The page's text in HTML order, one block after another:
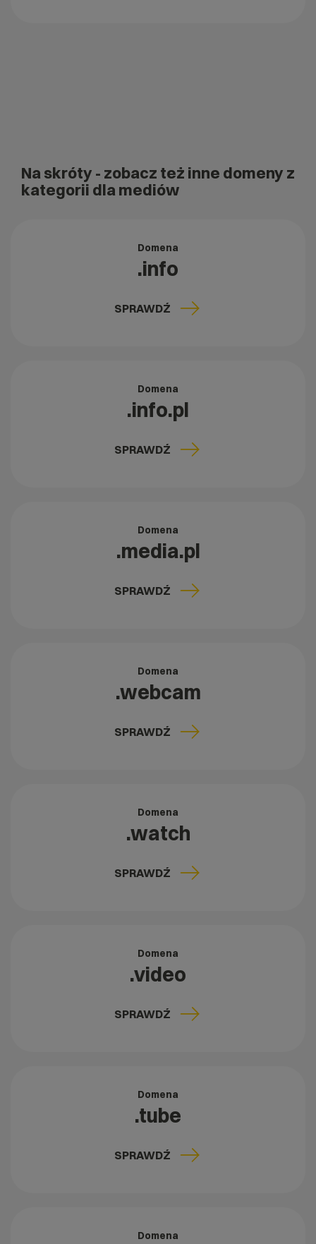
Na skróty - zobacz też inne domeny z
kategorii dla mediów
Domena
.info
SPRAWDŹ
Domena
.info.pl
SPRAWDŹ
Domena
.media.pl
SPRAWDŹ
Domena
.webcam
SPRAWDŹ
Domena
.watch
SPRAWDŹ
Domena
.video
SPRAWDŹ
Domena
.tube
SPRAWDŹ
Domena